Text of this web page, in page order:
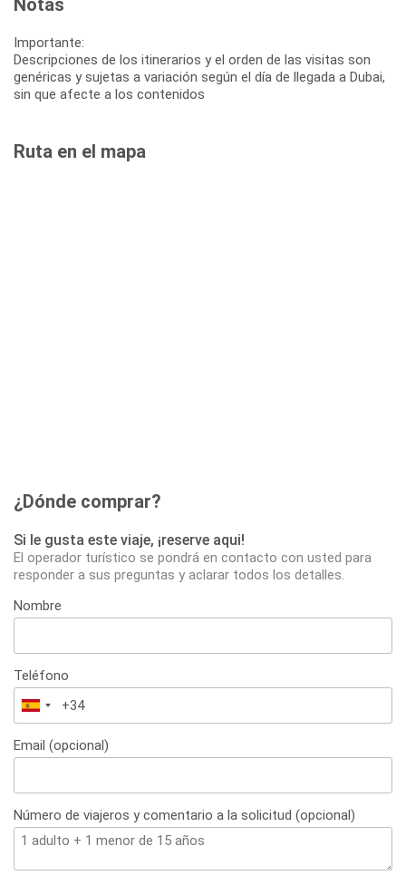
Importante:
Descripciones de los itinerarios y el orden de las visitas son
genéricas y sujetas a variación según el día de llegada a Dubai,
sin que afecte a los contenidos
Ruta en el mapa
¿Dónde comprar?
Si le gusta este viaje, ¡reserve aqui!
El operador turístico se pondrá en contacto con usted para
responder a sus preguntas y aclarar todos los detalles.
Nombre
Teléfono
España
+34
Email (opcional)
Número de viajeros y comentario a la solicitud (opcional)